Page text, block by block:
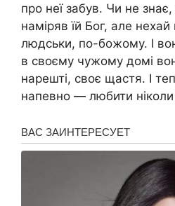
про неї забув. Чи не знає,
наміряв їй Бог, але
людськи, по-божому. І
в своєму чужому домі
нарешті, своє щастя. І
напевно — любити ніколи